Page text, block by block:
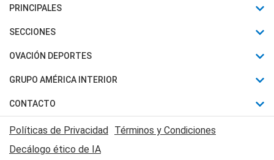
PRINCIPALES
Últimas Noticias
Política
Judiciales
Economia
SECCIONES
Horóscopo
Motores
Trucos caseros
Series y Películas
Edictos y Solicitadas
OVACIÓN DEPORTES
Fútbol
Mundial
Automovilismo
Rugby
GRUPO AMÉRICA INTERIOR
Canal 7 en Vivo
CONTACTO
Acerca de Nosotros
Contactanos
Políticas de Privacidad Términos y Condiciones
Decálogo ético de IA